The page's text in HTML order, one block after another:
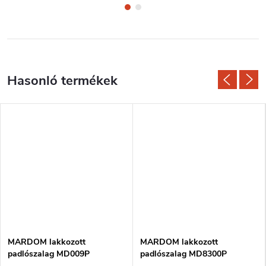
MARDOM lakkozott
padlószalag MD009P
MARDOM lakkozott
padlószalag MD8300P